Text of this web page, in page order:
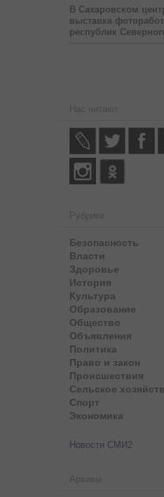
В Сахаровском
выставка
республик
Нас читают
Рубрики
Безопасность
Власти
Здоровье
История
Культура
Образование
Общество
Объявления
Политика
Право и закон
Происшествия
Сельское
Спорт
Экономика
Новости СМИ2
Архивы